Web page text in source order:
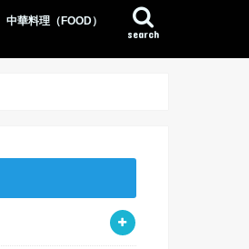
search
中華料理（FOOD）